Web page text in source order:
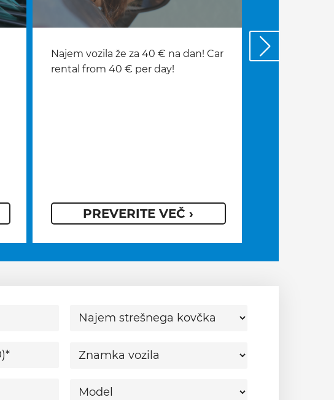
Najem vozila že za 40 € na dan! Car
rental from 40 € per day!
PREVERITE VEČ ›
Se zanimate